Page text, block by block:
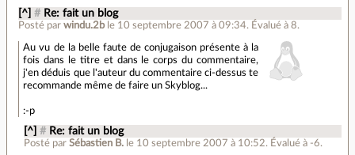
[^] # Re: fait un blog
Posté parwindu.2b le 10 septembre 2007 à 09:34. Évalué à8.
Au vu de la belle faute de conjugaison présente à la
fois dans le titre et dans le corps du commentaire,
j'en déduis que l'auteur du commentaire ci-dessus te
recommande même de faire un Skyblog...
:-p
[^] # Re: fait un blog
Posté par Sébastien B. le 10 septembre 2007 à 10:52. Évalué à -6.